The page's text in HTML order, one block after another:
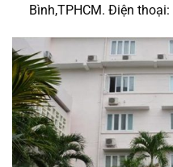
Bình,TPHCM. Điện